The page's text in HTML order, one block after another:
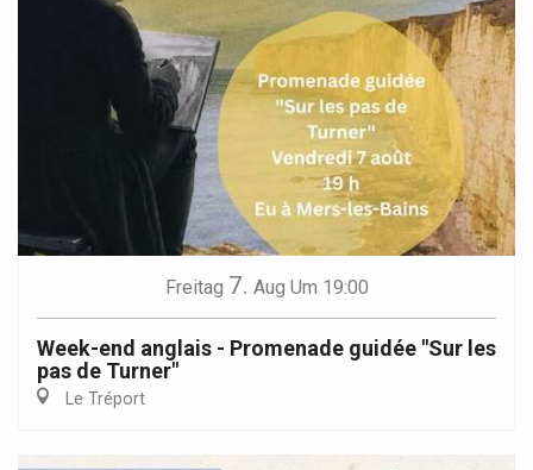
Freitag 7. Aug Um 19:00
Week-end anglais - Promenade guidée "Sur les
pas de Turner"
Le Tréport